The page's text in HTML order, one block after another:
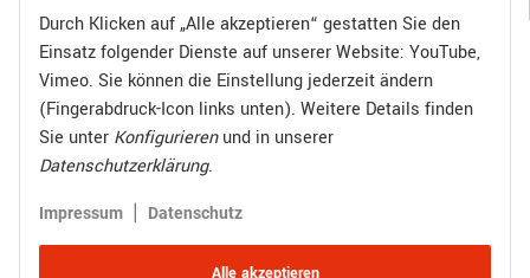
Alle akzeptieren
Durch Klicken auf „Alle akzeptieren“ gestatten Sie den
Einsatz folgender Dienste auf unserer Website: YouTube,
Vimeo. Sie können die Einstellung jederzeit ändern
(Fingerabdruck-Icon links unten). Weitere Details finden
Sie unter Konfigurierenund in unserer
Datenschutzerklärung.
Impressum Datenschutz
Bezahlen Sie bequem per:
Zugestellt durch: